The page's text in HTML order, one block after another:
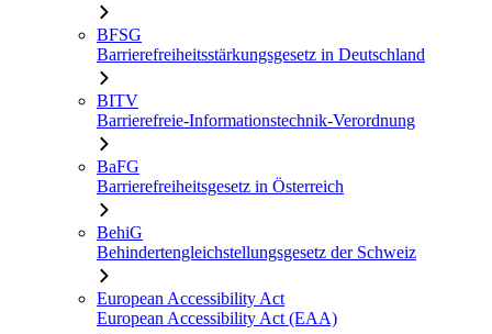
BFSG
Barrierefreiheitsstärkungsgesetz in Deutschland
BITV
Barrierefreie-Informationstechnik-Verordnung
BaFG
Barrierefreiheitsgesetz in Österreich
BehiG
Behindertengleichstellungsgesetz der Schweiz
European Accessibility Act
European Accessibility Act (EAA)